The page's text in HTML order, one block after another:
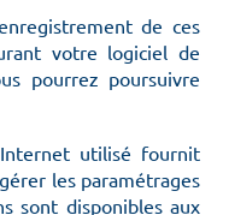
de ces
votre logiciel de
pourrez poursuivre
utilisé fournit
les paramétrages
sont disponibles aux